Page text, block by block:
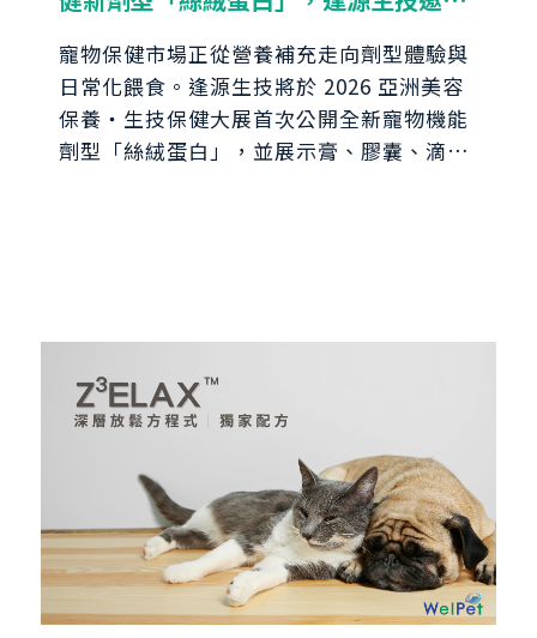
共探寵物保健新藍海
寵物保健市場正從營養補充走向劑型體驗與
日常化餵食。逢源生技將於 2026 亞洲美容
保養・生技保健大展首次公開全新寵物機能
劑型「絲絨蛋白」，並展示膏、膠囊、滴